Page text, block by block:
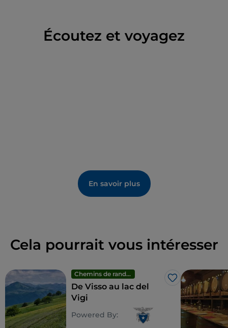
Écoutez et voyagez
En savoir plus
Cela pourrait vous intéresser
Chemins de randonnée
J’aime
De Visso au lac del
Vigi
Powered By: